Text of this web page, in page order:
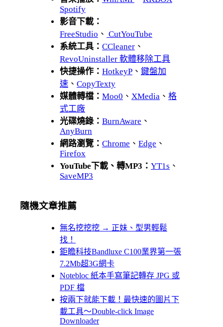
Spotify
影音下載：
FreeStudio 、 CutYouTube
系統工具： CCleaner 、
RevoUninstaller 軟體移除工具
快捷操作： HotkeyP 、 鍵盤加
速 、 CopyTexty
媒體轉檔： Moo0 、 XMedia 、 格
式工廠
光碟燒錄： BurnAware 、
AnyBurn
網路瀏覽： Chrome 、 Edge 、
Firefox
YouTube下載、轉MP3： YT1s 、
SaveMP3
隨機文章推薦
無名挖挖挖 → 正妹、型男輕鬆
找！
鉅瞻科技Bandluxe C100業界第一張
7.2Mb超3G網卡
Notebloc 紙本手寫筆記轉存 JPG 或
PDF 檔
按兩下就能下載！最快速的圖片下
載工具～Double-click Image
Downloader